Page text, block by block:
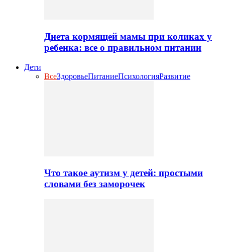
Диета кормящей мамы при коликах у
ребенка: все о правильном питании
Дети
ВсеЗдоровьеПитаниеПсихологияРазвитие
Что такое аутизм у детей: простыми
словами без заморочек